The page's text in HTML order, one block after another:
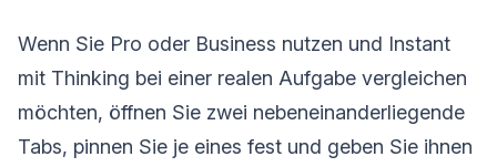
Wenn Sie Pro oder Business nutzen und Instant
mit Thinking bei einer realen Aufgabe vergleichen
möchten, öffnen Sie zwei nebeneinanderliegende
Tabs, pinnen Sie je eines fest und geben Sie ihnen